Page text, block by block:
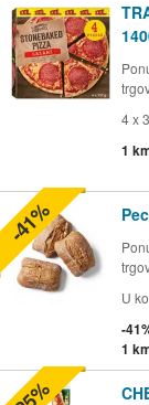
4 x
1
U
-
1
-41%